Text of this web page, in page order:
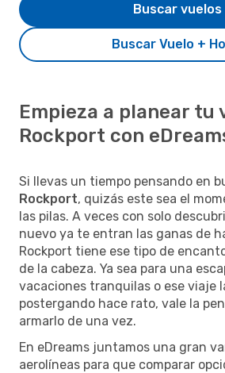
Buscar Vuelo +
Buscar vuelos
Empieza a planear tu
Rockport con
Si llevas un tiempo pensando en
Rockport, quizás este sea el
las pilas. A veces con solo
nuevo ya te entran las ganas de
Rockport tiene ese tipo de
de la cabeza. Ya sea para una
vacaciones tranquilas o ese viaje
postergando hace rato, vale la
armarlo de una vez.
En eDreams juntamos una gran
aerolíneas para que comparar